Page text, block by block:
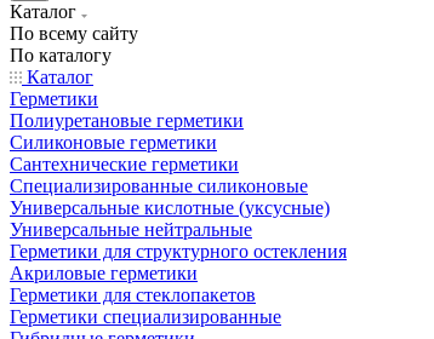
Каталог
По всему сайту
По каталогу
Каталог
Герметики
Полиуретановые герметики
Силиконовые герметики
Сантехнические герметики
Специализированные силиконовые
Универсальные кислотные (уксусные)
Универсальные нейтральные
Герметики для структурного остекления
Акриловые герметики
Герметики для стеклопакетов
Герметики специализированные